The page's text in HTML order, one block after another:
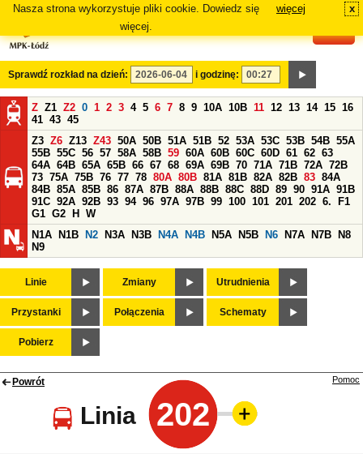
Nasza strona wykorzystuje pliki cookie. Dowiedz się
więcej.
więcej x
Sprawdź rozkład na dzień: i godzinę:
Z Z1 Z2 0 1 2 3 4 5 6 7 8 9 10A 10B 11 12 13 14 15 16
41 43 45
Z3 Z6 Z13 Z43 50A 50B 51A 51B 52 53A 53C 53B 54B 55A
55B 55C 56 57 58A 58B 59 60A 60B 60C 60D 61 62 63
64A 64B 65A 65B 66 67 68 69A 69B 70 71A 71B 72A 72B
73 75A 75B 76 77 78 80A 80B 81A 81B 82A 82B 83 84A
84B 85A 85B 86 87A 87B 88A 88B 88C 88D 89 90 91A 91B
91C 92A 92B 93 94 96 97A 97B 99 100 101 201 202 6.
F1
G1 G2 H
W
N1A
N1B N2 N3A N3B N4A N4B N5A N5B N6 N7A N7B
N8
N9
Linie Zmiany Utrudnienia
Przystanki Połączenia Schematy
Pobierz
Powrót
Linia 202
Pomoc